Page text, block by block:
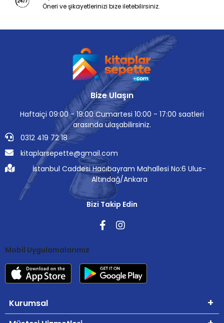
Öneri ve şikayetlerinizi bize iletebilirsiniz.
Bize Ulaşın
Haftaiçi 09:00 - 19:00 Cumartesi 10:00 - 17:00 saatleri
arasında ulaşabilirsiniz.
0312 419 72 18
kitaplarsepette@gmail.com
İstanbul Caddesi Hacıbayram Mahallesi No:6 Ulus-
Altındağ/Ankara
Bizi Takip Edin
Mobil Uygulamalarımız
Kurumsal